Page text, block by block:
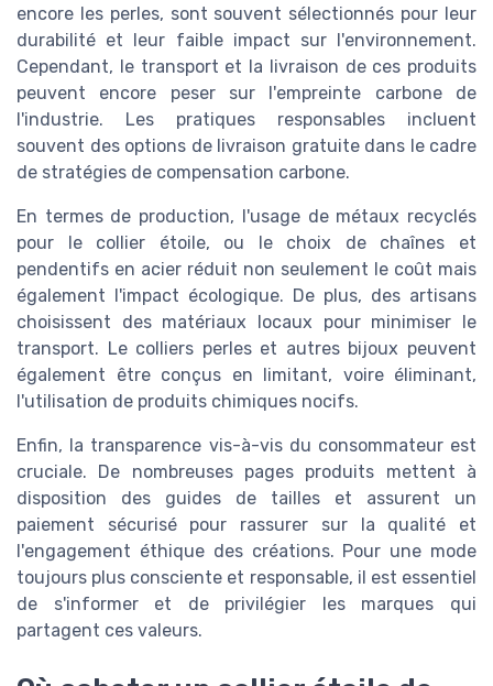
encore les perles, sont souvent sélectionnés pour leur
durabilité et leur faible impact sur l'environnement.
Cependant, le transport et la livraison de ces produits
peuvent encore peser sur l'empreinte carbone de
l'industrie. Les pratiques responsables incluent
souvent des options de livraison gratuite dans le cadre
de stratégies de compensation carbone.
En termes de production, l'usage de métaux recyclés
pour le collier étoile, ou le choix de chaînes et
pendentifs en acier réduit non seulement le coût mais
également l'impact écologique. De plus, des artisans
choisissent des matériaux locaux pour minimiser le
transport. Le colliers perles et autres bijoux peuvent
également être conçus en limitant, voire éliminant,
l'utilisation de produits chimiques nocifs.
Enfin, la transparence vis-à-vis du consommateur est
cruciale. De nombreuses pages produits mettent à
disposition des guides de tailles et assurent un
paiement sécurisé pour rassurer sur la qualité et
l'engagement éthique des créations. Pour une mode
toujours plus consciente et responsable, il est essentiel
de s'informer et de privilégier les marques qui
partagent ces valeurs.